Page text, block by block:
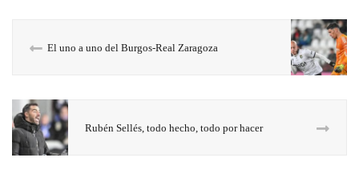
El uno a uno del Burgos-Real Zaragoza
Rubén Sellés, todo hecho, todo por hacer